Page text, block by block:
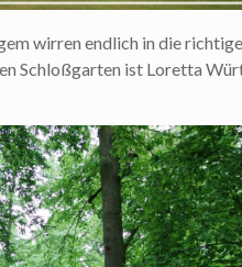
wirren endlich in die
Schloßgarten ist Loretta